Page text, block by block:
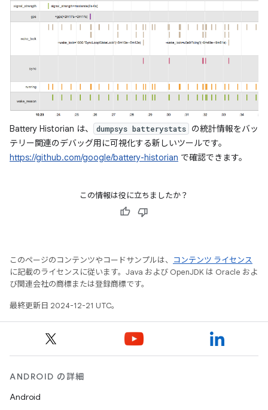
Battery Historian は、 dumpsys batterystats
の統計情報をバッ
テリー関連のデバッグ用に可視化する新しいツールです。
https://github.com/google/battery-historian で確認できます。
この情報は役に立ちましたか？
このページのコンテンツやコードサンプルは、
コンテンツ ライセンス
に記載のライセンスに従います。Java および OpenJDK は Oracle およ
び関連会社の商標または登録商標です。
最終更新日 2024-12-21 UTC。
ANDROID の詳細
Android